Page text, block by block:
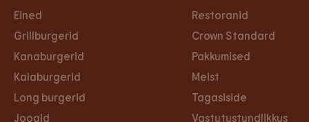
Eined
Grillburgerid
Kanaburgerid
Kalaburgerid
Long burgerid
Joogid
Restoranid
Crown Standard
Pakkumised
Meist
Tagasiside
Vastutustundlikkus